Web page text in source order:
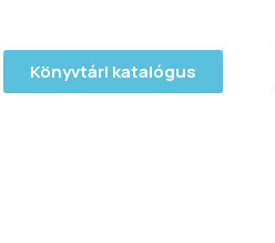
Könyvtári katalógus